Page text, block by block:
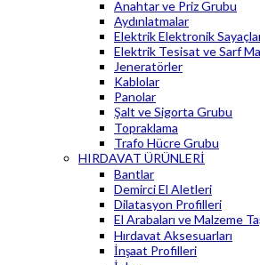
Anahtar ve Priz Grubu
Aydınlatmalar
Elektrik Elektronik
Elektrik Tesisat ve Sarf
Jeneratörler
Kablolar
Panolar
Şalt ve Sigorta Grubu
Topraklama
Trafo Hücre Grubu
HIRDAVAT ÜRÜNLERİ
Bantlar
Demirci El Aletleri
Dilatasyon Profilleri
El Arabaları ve Malzeme
Hırdavat Aksesuarları
İnşaat Profilleri